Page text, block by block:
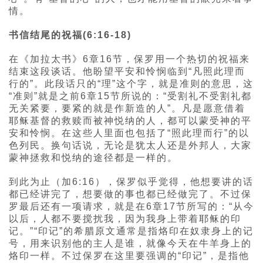
情。
书信结尾的祝福(6:16-18)
在《加拉太书》6章16节，保罗用一个热切的祝福来
结束这段谈话。他盼望平安和怜悯临到“凡照此理而
行的”。此段话只的“理”这个字，就是准则的意思，这
“准则”就是之前6章15节所说的：“受割礼不受割礼都
无关紧要，要紧的就是作新造的人”。凡是愿意借着
耶稣基督的救赎而被神悦纳的人，都可以蒙受神的平
安和怜悯。在这些人里面也包括了“照此理而行”的以
色列民。换句话说，无论是犹太人还是外邦人，大家
蒙神拯救和悦纳的途径都是一样的。
到此为止（加6:16），保罗似乎觉得，他想要讲的话
都已经讲完了，想要做的事也都已经做完了。不过保
罗最后还有一项请求，就是在6章17节所写的：“从今
以后，人都不要搅扰我，因为我身上带着耶稣的印
记。”“印记”的希腊原文通常是指烙印在奴隶身上的记
号，用来识别他的主人是谁，就像今天在牛羊身上的
烙印一样。不过保罗在这里要强调的“印记”，是指他